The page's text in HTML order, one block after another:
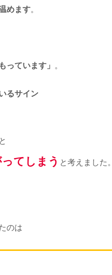
めます。
っています」 。
るサイン
てしまう と考えました。
のは